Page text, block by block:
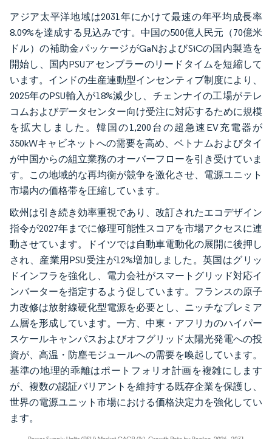
アジア太平洋地域は2031年にかけて最速の年平均成長率
8.09%を達成する見込みです。中国の500億人民元（70億米
ドル）の補助金パッケージがGaNおよびSiCの国内製造を
開始し、国内PSUアセンブラーのリードタイムを短縮して
います。インドの生産連動型インセンティブ制度により、
2025年のPSU輸入が18%減少し、チェンナイの工場がテレ
コムおよびデータセンター向け受注に対応するために規模
を拡大しました。韓国の1,200台の超急速EV充電器が
350kWキャビネットへの需要を高め、ベトナムおよびタイ
が中国からの組立業務のオーバーフローを引き受けていま
す。この地域的な再均衡が競争を激化させ、電源ユニット
市場内の価格帯を圧縮しています。
欧州は引き続き効率重視であり、改訂されたエコデザイン
指令が2027年までに修理可能性スコアを市場アクセスに連
動させています。ドイツでは自動車電動化の展開に後押し
され、産業用PSU受注が12%増加しました。英国はグリッ
ドインフラを強化し、電力会社がスマートグリッド対応イ
ンバーターを指定するよう促しています。フランスの原子
力改修は放射線硬化型電源を必要とし、ニッチなプレミア
ム層を形成しています。一方、中東・アフリカのハイパー
スケールキャンパスおよびオフグリッド太陽光発電への投
資が、高温・防塵モジュールへの需要を喚起しています。
基準の地理的乖離はポートフォリオ計画を複雑にします
が、複数の認証バリアントを維持する既存企業を保護し、
世界の電源ユニット市場における価格決定力を強化してい
ます。